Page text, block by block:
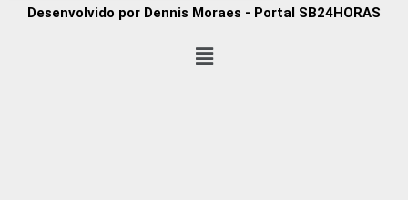
Desenvolvido por Dennis Moraes - Portal SB24HORAS